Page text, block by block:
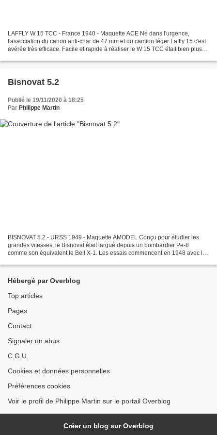
LAFFLY W 15 TCC - France 1940 - Maquette ACE Né dans l'urgence,
l'association du canon anti-char de 47 mm et du camion léger Laffly 15 c'est
avérée très efficace. Facile et rapide à réaliser le W 15 TCC était bien plus
Bisnovat 5.2
Publié le 19/11/2020 à 18:25
Par Philippe Martin
BISNOVAT 5.2 - URSS 1949 - Maquette AMODEL Conçu pour étudier les
grandes vitesses, le Bisnovat était largué depuis un bombardier Pe-8
comme son équivalent le Bell X-1. Les essais commencent en 1948 avec le
Hébergé par Overblog
Top articles
Pages
Contact
Signaler un abus
C.G.U.
Cookies et données personnelles
Préférences cookies
Voir le profil de Philippe Martin sur le portail Overblog
Créer un blog sur Overblog